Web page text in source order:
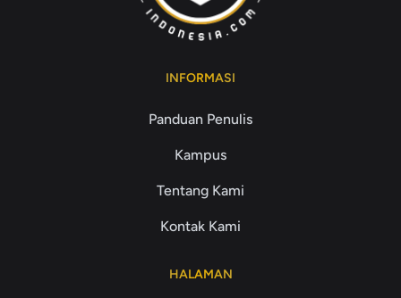
INFORMASI
Panduan Penulis
Kampus
Tentang Kami
Kontak Kami
HALAMAN